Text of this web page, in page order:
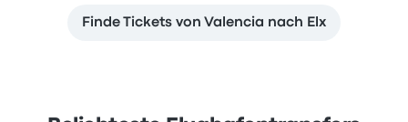
Finde Tickets von Valencia nach Elx